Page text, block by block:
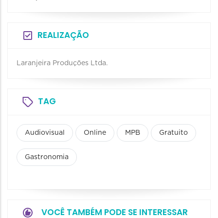
REALIZAÇÃO
Laranjeira Produções Ltda.
TAG
Audiovisual Online MPB Gratuito
Gastronomia
VOCÊ TAMBÉM PODE SE INTERESSAR